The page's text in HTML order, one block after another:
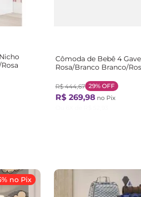
Cômoda de Bebê 4
Rosa/Branco Branco/
R$ 444,67 29%OFF
R$ 269,98 no Pix
no Pix